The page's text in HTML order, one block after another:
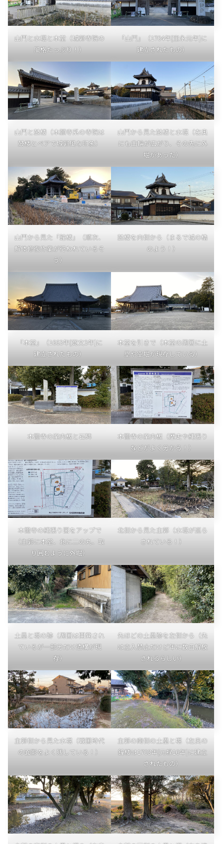
山門と水堀と本堂（城郭寺院の
風格たっぷり！）
「山門」（1704年[宝永元年]に
建立されたもの）
山門と鼓楼（本願寺系の寺院は
鼓楼とペアで城郭風な印象）
山門から見た鼓楼と水堀（右奥
にも曲輪が広がり、その先に外
堀があった）
山門から見た「鐘楼」（順次、
解体修復作業が行われているそ
う）
鼓楼を内側から（まるで城の櫓
のよう！）
「本堂」（1663年[寛文3年]に
建立されたもの）
本堂を引きで（本堂の周囲に土
塁や空堀が現存している）
本證寺の案内板と石碑
本證寺の案内板（歴史や縄張り
などがよく分かる！）
本證寺の縄張り図をアップで
（主郭に本堂、北に二の丸、取
り囲むように外堀）
北側から見た主郭（水堀が巡ら
されている！）
土塁と堀の跡（周囲は開発され
ているが一部分だけ遺構が現
存）
先ほどの土塁跡を左側から（先
は立入禁止だけど年に数日解放
されるらしい）
主郭側から見た水堀（戦国時代
の面影をよく残している！）
主郭の南側の土塁と堀（左奥の
鐘楼は1703年[元禄16年]に建立
されたもの）